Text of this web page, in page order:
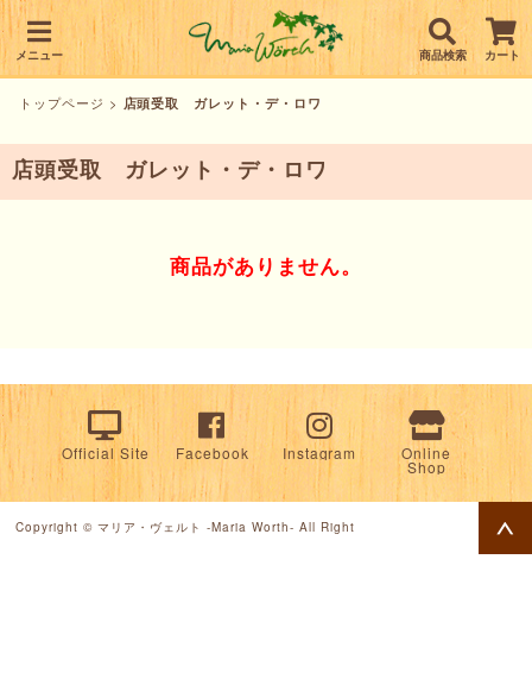
メニュー 商品検索 カート
トップページ > 店頭受取 ガレット・デ・ロワ
店頭受取 ガレット・デ・ロワ
商品がありません。
Official Site Facebook Instagram Online
Shop
Copyright © マリア・ヴェルト -Maria Worth- All Right